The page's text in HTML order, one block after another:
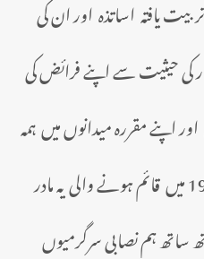
یافتہ اساتذہ اور ان کی
کی حیثیت سے اپنے فرائض کی
اپنے مقررہ میدانوں میں ہمہ
وقت مصرو ف عمل ہیں ۔1990 میں قائم ہونے والی یہ مادر
ساتھ ہم نصابی سرگرمیوں